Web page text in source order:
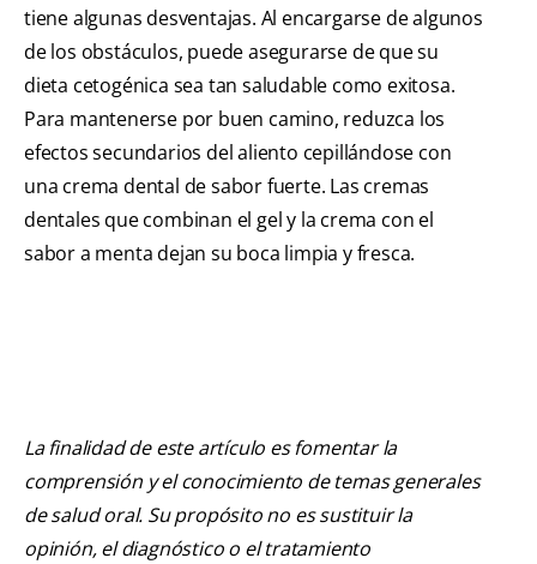
tiene algunas desventajas. Al encargarse de algunos
de los obstáculos, puede asegurarse de que su
dieta cetogénica sea tan saludable como exitosa.
Para mantenerse por buen camino, reduzca los
efectos secundarios del aliento cepillándose con
una crema dental de sabor fuerte. Las cremas
dentales que combinan el gel y la crema con el
sabor a menta dejan su boca limpia y fresca.
La finalidad de este artículo es fomentar la
comprensión y el conocimiento de temas generales
de salud oral. Su propósito no es sustituir la
opinión, el diagnóstico o el tratamiento